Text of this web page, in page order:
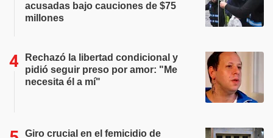
acusadas bajo cauciones de $75
millones
Rechazó la libertad condicional y
pidió seguir preso por amor: "Me
necesita él a mí"
Giro crucial en el femicidio de